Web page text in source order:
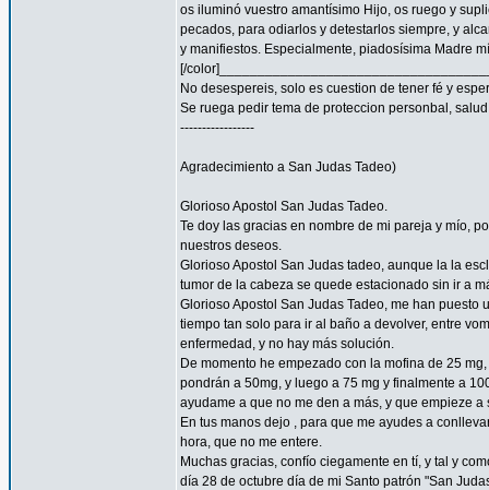
os iluminó vuestro amantísimo Hijo, os ruego y
pecados, para odiarlos y detestarlos siempre, y
y manifiestos. Especialmente, piadosísima Madre
[/
No desespereis, solo es cuestion de tener fé y
Se ruega pedir tema de proteccion personbal,
-----------------
Agradecimiento a San Judas Tadeo)
Glorioso Apostol San Judas Tadeo.
Te doy las gracias en nombre de mi pareja y mío,
nuestros deseos.
Glorioso Apostol San Judas tadeo, aunque la la
tumor de la cabeza se quede estacionado sin ir a
Glorioso Apostol San Judas Tadeo, me han
tiempo tan solo para ir al baño a devolver, entre
enfermedad, y no hay más solución.
De momento he empezado con la mofina de 25
pondrán a 50mg, y luego a 75 mg y finalmente a
ayudame a que no me den a más, y que empieze
En tus manos dejo , para que me ayudes a
hora, que no me entere.
Muchas gracias, confío ciegamente en tí, y tal y
día 28 de octubre día de mi Santo patrón "San